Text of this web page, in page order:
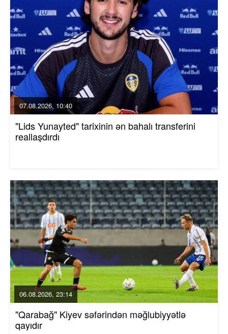
07.08.2026, 10:40
"Lids Yunayted" tarixinin ən bahalı transferini
reallaşdırdı
06.08.2026, 23:14
"Qarabağ" Kiyev səfərindən məğlubiyyətlə
qayıdır